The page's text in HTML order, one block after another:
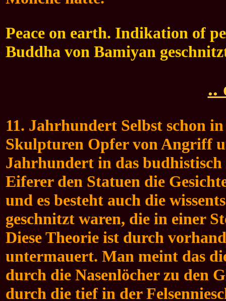
Peace on earth. Indikation of
Buddha von Bamiyan
..
11. Jahrhundert Selbst schon
Skulpturen Opfer von Angriff
Jahrhundert in das
Eiferer den Statuen die
und es besteht auch die
geschnitzt waren, die in einer
Diese Theorie ist durch
untermauert. Man meint das
durch die Nasenlöcher zu den
durch die tief in der